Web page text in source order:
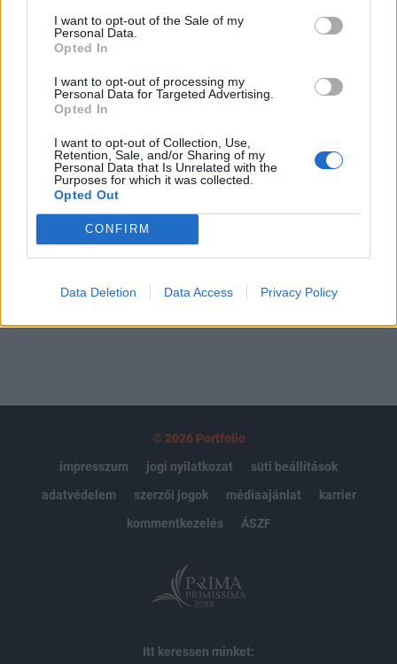
I want to opt-out of the Sale of my
Personal Data.
Opted In
I want to opt-out of processing my
Personal Data for Targeted Advertising.
Opted In
I want to opt-out of Collection, Use,
Retention, Sale, and/or Sharing of my
Personal Data that Is Unrelated with the
Purposes for which it was collected.
Opted Out
CONFIRM
Data Deletion Data Access Privacy Policy
KEDVES OLVASÓNK!
A keresett cikk a portfolio.hu hírarchívumához
regisztrációhoz kötött.
Portfolio.hu teljes cikkarchívum
Kötéslisták: BÉT elmúlt 2 év napon belüli
kötéslistái
MÁR ELŐFIZETŐNK VAGY?BEJELENTKEZÉS
© 2026 Portfolio
impresszum
jogi nyilatkozat
süti beállítások
adatvédelem
szerzői jogok médiaajánlat
karrier
kommentkezelés
ÁSZF
Itt keressen minket: